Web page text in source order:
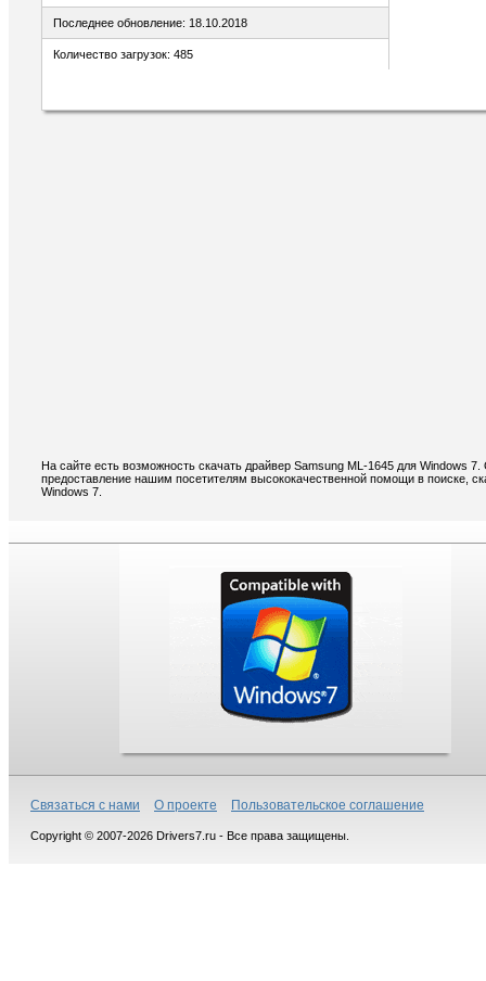
Последнее обновление: 18.10.2018
Количество загрузок: 485
На сайте есть возможность скачать драйвер Samsung ML-1645 для Windows
предоставление нашим посетителям высококачественной помощи в поиске,
Windows 7.
Связаться с нами О проекте Пользовательское соглашение
Copyright © 2007-2026 Drivers7.ru - Все права защищены.